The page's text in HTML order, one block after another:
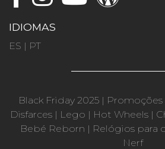
IDIOMAS
ES | PT
Black Friday 2025 |
Disfarces| Lego | Hot Wheels|
Bebé Reborn | Relógios para
Nerf